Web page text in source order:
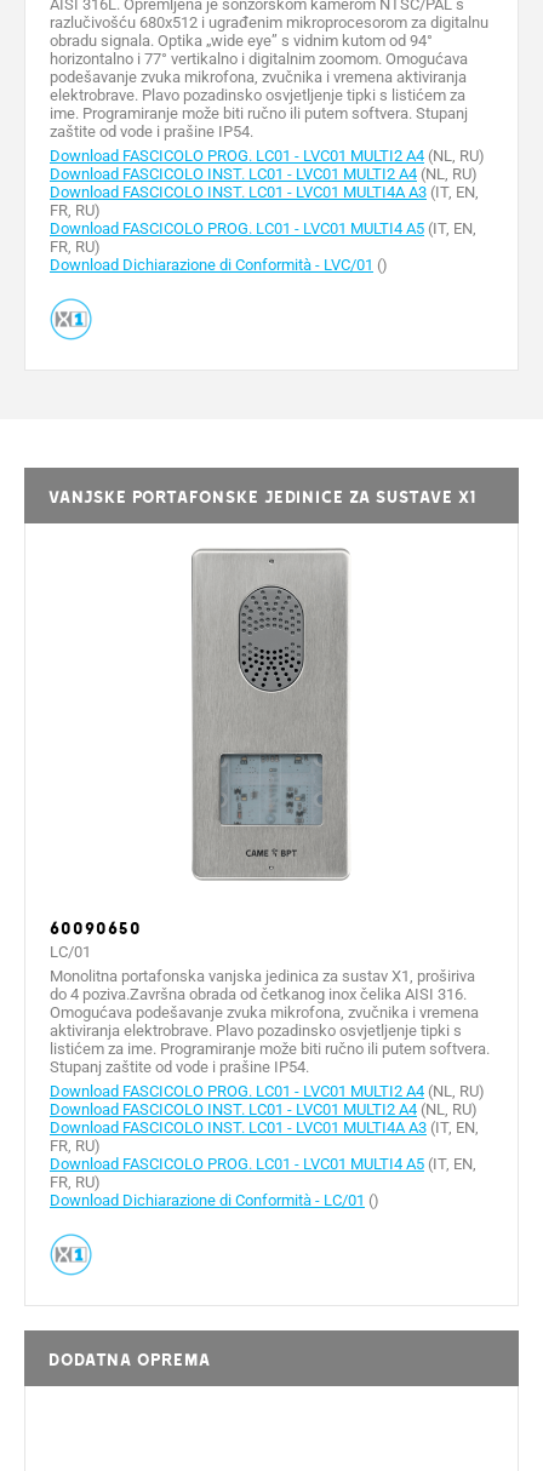
AISI 316L. Opremljena je sonzorskom kamerom NTSC/PAL s
razlučivošću 680x512 i ugrađenim mikroprocesorom za digitalnu
obradu signala. Optika „wide eye” s vidnim kutom od 94°
horizontalno i 77° vertikalno i digitalnim zoomom. Omogućava
podešavanje zvuka mikrofona, zvučnika i vremena aktiviranja
elektrobrave. Plavo pozadinsko osvjetljenje tipki s listićem za
ime. Programiranje može biti ručno ili putem softvera. Stupanj
zaštite od vode i prašine IP54.
Download FASCICOLO PROG. LC01 - LVC01 MULTI2 A4 (NL, RU)
Download FASCICOLO INST. LC01 - LVC01 MULTI2 A4 (NL, RU)
Download FASCICOLO INST. LC01 - LVC01 MULTI4A A3 (IT, EN,
FR, RU)
Download FASCICOLO PROG. LC01 - LVC01 MULTI4 A5 (IT, EN,
FR, RU)
Download Dichiarazione di Conformità - LVC/01 ()
Vanjske portafonske jedinice za sustave X1
60090650
LC/01
Monolitna portafonska vanjska jedinica za sustav X1, proširiva
do 4 poziva.Završna obrada od četkanog inox čelika AISI 316.
Omogućava podešavanje zvuka mikrofona, zvučnika i vremena
aktiviranja elektrobrave. Plavo pozadinsko osvjetljenje tipki s
listićem za ime. Programiranje može biti ručno ili putem softvera.
Stupanj zaštite od vode i prašine IP54.
Download FASCICOLO PROG. LC01 - LVC01 MULTI2 A4 (NL, RU)
Download FASCICOLO INST. LC01 - LVC01 MULTI2 A4 (NL, RU)
Download FASCICOLO INST. LC01 - LVC01 MULTI4A A3 (IT, EN,
FR, RU)
Download FASCICOLO PROG. LC01 - LVC01 MULTI4 A5 (IT, EN,
FR, RU)
Download Dichiarazione di Conformità - LC/01 ()
Dodatna oprema